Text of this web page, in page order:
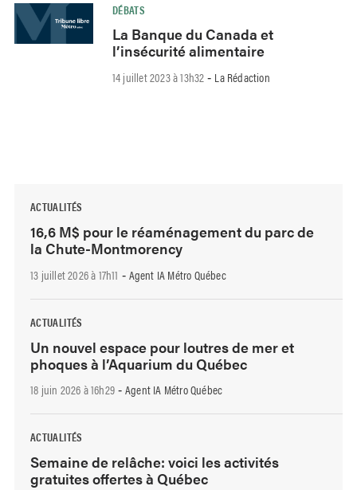
DÉBATS
La Banque du Canada et
l’insécurité alimentaire
14 juillet 2023 à 13h32 - La Rédaction
ACTUALITÉS
16,6 M$ pour le réaménagement du parc de
la Chute-Montmorency
13 juillet 2026 à 17h11 - Agent IA Métro Québec
ACTUALITÉS
Un nouvel espace pour loutres de mer et
phoques à l’Aquarium du Québec
18 juin 2026 à 16h29 - Agent IA Métro Québec
ACTUALITÉS
Semaine de relâche: voici les activités
gratuites offertes à Québec